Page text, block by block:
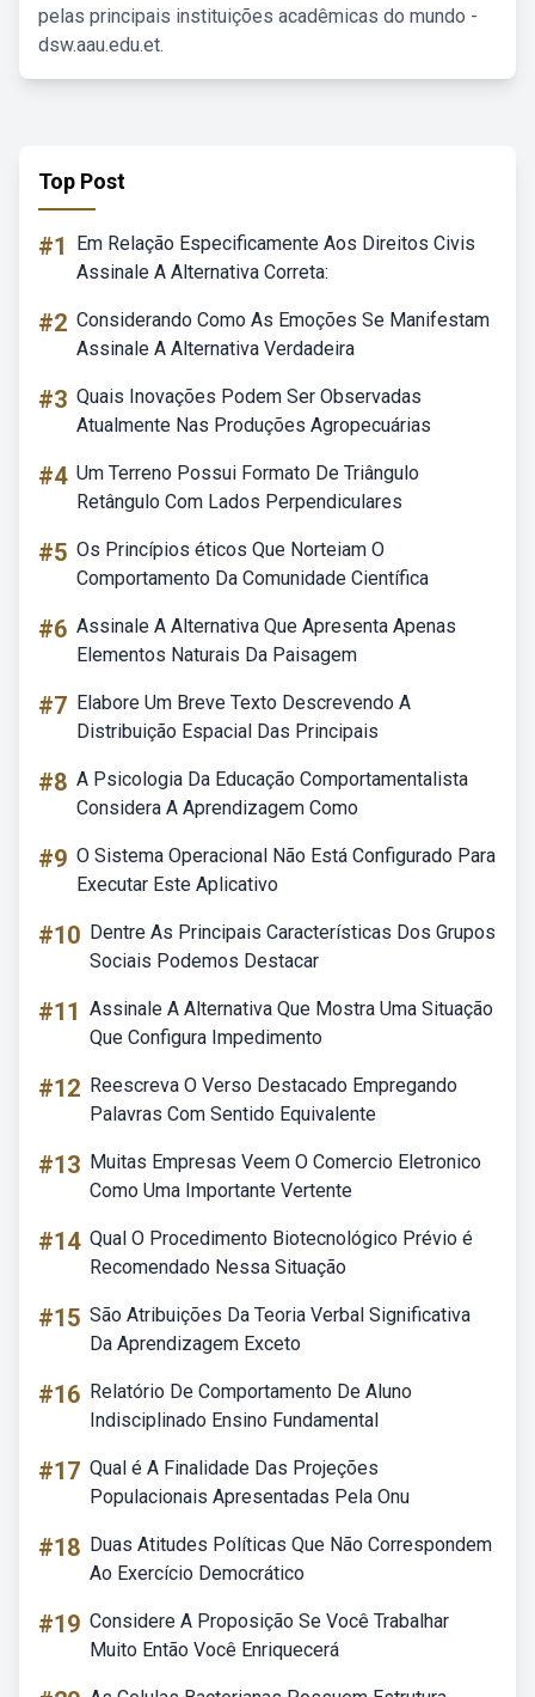
pelas principais instituições acadêmicas do mundo -
dsw.aau.edu.et.
Top Post
#1
Em Relação Especificamente Aos Direitos Civis
Assinale A Alternativa Correta:
#2 Considerando Como As Emoções Se Manifestam
Assinale A Alternativa Verdadeira
#3 Quais Inovações Podem Ser Observadas
Atualmente Nas Produções Agropecuárias
#4 Um Terreno Possui Formato De Triângulo
Retângulo Com Lados Perpendiculares
#5 Os Princípios éticos Que Norteiam O
Comportamento Da Comunidade Científica
#6 Assinale A Alternativa Que Apresenta Apenas
Elementos Naturais Da Paisagem
#7 Elabore Um Breve Texto Descrevendo A
Distribuição Espacial Das Principais
#8 A Psicologia Da Educação Comportamentalista
Considera A Aprendizagem Como
#9 O Sistema Operacional Não Está Configurado Para
Executar Este Aplicativo
#10 Dentre As Principais Características Dos Grupos
Sociais Podemos Destacar
#11 Assinale A Alternativa Que Mostra Uma Situação
Que Configura Impedimento
#12 Reescreva O Verso Destacado Empregando
Palavras Com Sentido Equivalente
#13 Muitas Empresas Veem O Comercio Eletronico
Como Uma Importante Vertente
#14 Qual O Procedimento Biotecnológico Prévio é
Recomendado Nessa Situação
#15 São Atribuições Da Teoria Verbal Significativa
Da Aprendizagem Exceto
#16 Relatório De Comportamento De Aluno
Indisciplinado Ensino Fundamental
#17 Qual é A Finalidade Das Projeções
Populacionais Apresentadas Pela Onu
#18 Duas Atitudes Políticas Que Não Correspondem
Ao Exercício Democrático
#19 Considere A Proposição Se Você Trabalhar
Muito Então Você Enriquecerá